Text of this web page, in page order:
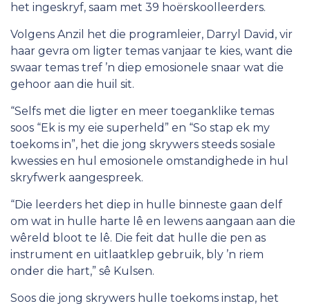
het ingeskryf, saam met 39 hoërskoolleerders.
Volgens Anzil het die programleier, Darryl David, vir
haar gevra om ligter temas vanjaar te kies, want die
swaar temas tref ’n diep emosionele snaar wat die
gehoor aan die huil sit.
“Selfs met die ligter en meer toeganklike temas
soos “Ek is my eie superheld” en “So stap ek my
toekoms in”, het die jong skrywers steeds sosiale
kwessies en hul emosionele omstandighede in hul
skryfwerk aangespreek.
“Die leerders het diep in hulle binneste gaan delf
om wat in hulle harte lê en lewens aangaan aan die
wêreld bloot te lê. Die feit dat hulle die pen as
instrument en uitlaatklep gebruik, bly ’n riem
onder die hart,” sê Kulsen.
Soos die jong skrywers hulle toekoms instap, het